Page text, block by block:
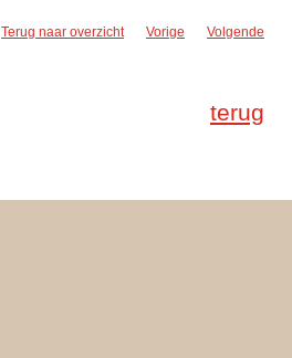
Terug naar overzicht Vorige Volgende
terug